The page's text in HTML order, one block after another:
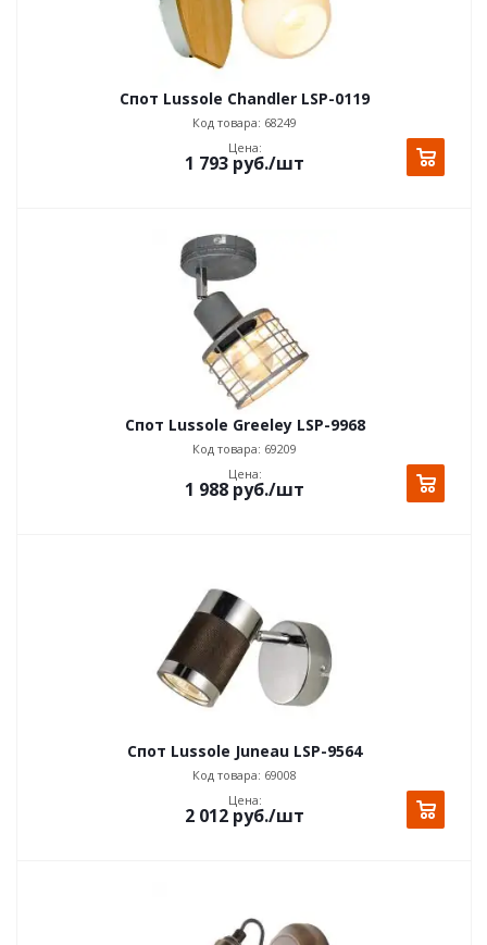
Спот Lussole Chandler LSP-0119
Код товара: 68249
Цена:
1 793 руб./шт
Спот Lussole Greeley LSP-9968
Код товара: 69209
Цена:
1 988 руб./шт
Спот Lussole Juneau LSP-9564
Код товара: 69008
Цена:
2 012 руб./шт